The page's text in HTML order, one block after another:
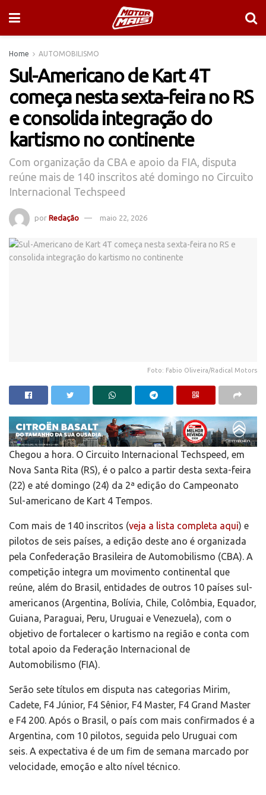
Home AUTOMOBILISMO
Sul-Americano de Kart 4T
começa nesta sexta-feira no RS
e consolida integração do
kartismo no continente
Com organização da CBA e apoio da FIA, disputa
reúne mais de 140 inscritos até domingo no Circuito
Internacional Techspeed
por Redação maio 22, 2026
Foto: Fabio Oliveira/Radical Motors
Chegou a hora. O Circuito Internacional Techspeed, em
Nova Santa Rita (RS), é o palco a partir desta sexta-feira
(22) e até domingo (24) da 2ª edição do Campeonato
Sul-americano de Kart 4 Tempos.
Com mais de 140 inscritos (veja a lista completa aqui) e
pilotos de seis países, a edição deste ano é organizada
pela Confederação Brasileira de Automobilismo (CBA). A
competição integra um movimento continental que
reúne, além do Brasil, entidades de outros 10 países sul-
americanos (Argentina, Bolívia, Chile, Colômbia, Equador,
Guiana, Paraguai, Peru, Uruguai e Venezuela), com o
objetivo de fortalecer o kartismo na região e conta com
total apoio da Federação Internacional de
Automobilismo (FIA).
Serão sete títulos em disputa nas categorias Mirim,
Cadete, F4 Júnior, F4 Sênior, F4 Master, F4 Grand Master
e F4 200. Após o Brasil, o país com mais confirmados é a
Argentina, com 10 pilotos, seguida pelo Uruguai com
seis. A expectativa é de um fim de semana marcado por
velocidade, emoção e alto nível técnico.